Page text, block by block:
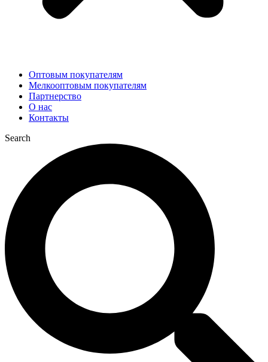
Оптовым покупателям
Мелкооптовым покупателям
Партнерство
О нас
Контакты
Search